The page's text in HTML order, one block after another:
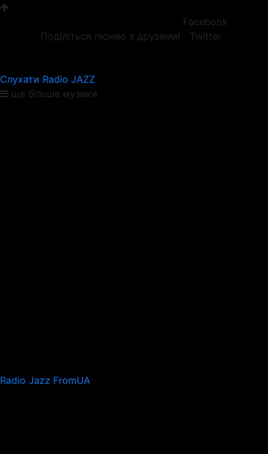
Поділіться піснею з друзями!
Facebook
Twitter
Слухати Radio JAZZ
ще більше музики
Radio Jazz FromUA